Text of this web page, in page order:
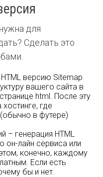
для
Сделать это
HTML версию Sitemap
вашего сайта в
html. После эту
где
в футере)
– генерация HTML
он-лайн сервиса или
конечно, каждому
Если есть
бы и нет.